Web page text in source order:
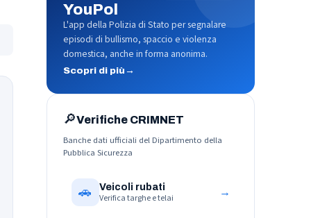
YouPol
L'app della Polizia di Stato per segnalare
episodi di bullismo, spaccio e violenza
domestica, anche in forma anonima.
Scopri di più →
🔎Verifiche CRIMNET
Banche dati ufficiali del Dipartimento della
Pubblica Sicurezza
🚗 Veicoli rubati
Verifica targhe e telai →